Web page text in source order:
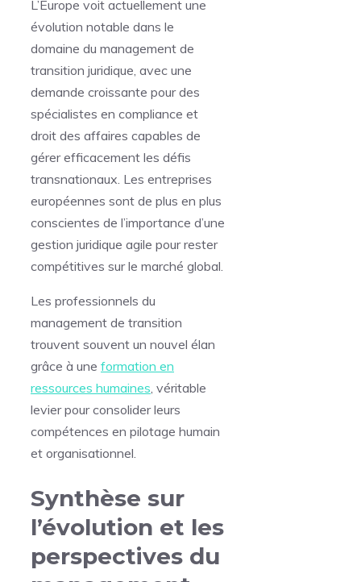
L’Europe voit actuellement une
évolution notable dans le
domaine du management de
transition juridique, avec une
demande croissante pour des
spécialistes en compliance et
droit des affaires capables de
gérer efficacement les défis
transnationaux. Les entreprises
européennes sont de plus en plus
conscientes de l’importance d’une
gestion juridique agile pour rester
compétitives sur le marché global.
Les professionnels du
management de transition
trouvent souvent un nouvel élan
grâce à une formation en
ressources humaines, véritable
levier pour consolider leurs
compétences en pilotage humain
et organisationnel.
Synthèse sur
l’évolution et les
perspectives du